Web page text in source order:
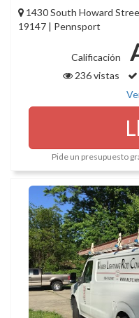
1430 South Howard
19147 | Pennsport
Calificación
236 vistas
Pide un presupuesto